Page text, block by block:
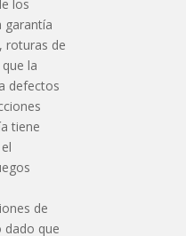
los
garantía
roturas de
la
defectos
tiene
de
dado que